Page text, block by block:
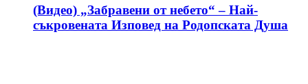
(Видео) „Забравени от небето“ – Най-
съкровената Изповед на Родопската Душа